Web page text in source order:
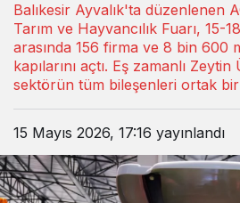
Balıkesir Ayvalık'ta düzenlenen
Tarım ve Hayvancılık Fuarı, 15-
arasında 156 firma ve 8 bin 600
kapılarını açtı. Eş zamanlı
sektörün tüm bileşenleri ortak
15 Mayıs 2026, 17:16 yayınlandı